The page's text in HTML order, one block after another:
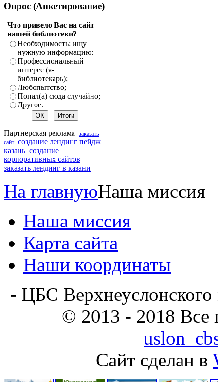
Опрос (Анкетирование)
Что привело Вас на сайт
нашей библиотеки?
Необходимость: ищу
нужную информацию:
Профессиональный
интерес (я-
библиотекарь);
Любопытство;
Попал(а) сюда случайно;
Другое.
Партнерская реклама
заказать
сайт создание лендинг пейдж
казань создание
корпоративных сайтов
заказать лендинг в казани
На главнуюНаша миссия
Наша миссия
Карта сайта
Наши координаты
- ЦБС
© 2013 - 2018
Сайт сделан в